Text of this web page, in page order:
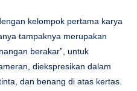
kelompok pertama karya
tampaknya merupakan
berakar”, untuk
diekspresikan dalam
dan benang di atas kertas.